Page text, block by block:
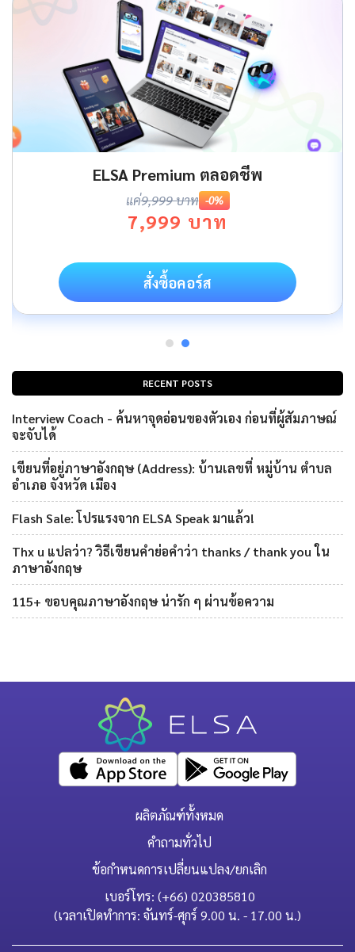
RECENT POSTS
Interview Coach - ค้นหาจุดอ่อนของตัวเอง ก่อนที่ผู้สัมภาษณ์
จะจับได้
เขียนที่อยู่ภาษาอังกฤษ (Address): บ้านเลขที่ หมู่บ้าน ตำบล
อำเภอ จังหวัด เมือง
Flash Sale: โปรแรงจาก ELSA Speak มาแล้ว!
Thx u แปลว่า? วิธีเขียนคำย่อคำว่า thanks / thank you ใน
ภาษาอังกฤษ
115+ ขอบคุณภาษาอังกฤษ น่ารัก ๆ ผ่านข้อความ
ELSA Premium ตลอดชีพ
แค่9,999 บาท -0%
7,999 บาท
สั่งซื้อคอร์ส
ผลิตภัณฑ์ทั้งหมด
คำถามทั่วไป
ข้อกำหนดการเปลี่ยนแปลง/ยกเลิก
เบอร์โทร: (+66) 020385810
(เวลาเปิดทำการ: จันทร์-ศุกร์ 9.00 น. - 17.00 น.)